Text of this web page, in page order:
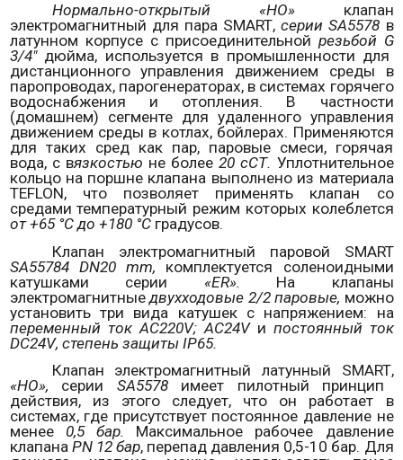
Нормально-открытый «НО» клапан
электромагнитный для пара SMART,серииSA5578 в
латунном корпусе с присоединительной резьбой G
3/4" дюйма, используется в промышленности для
дистанционного управления движением среды в
паропроводах, парогенераторах, в системах горячего
водоснабжения и отопления. В частности
(домашнем) сегменте для удаленного управления
движением среды в котлах, бойлерах. Применяются
для таких сред как пар, паровые смеси, горячая
вода, с вязкостью не более20 сСТ. Уплотнительное
кольцо на поршне клапана выполнено из материала
TEFLON, что позволяет применять клапан со
средами температурный режим которых колеблется
от +65 °С до +180 °Сградусов.
Клапан электромагнитный паровой SMART
SA55784 DN20 mm, комплектуется соленоидными
катушками серии «ER». На клапаны
электромагнитные двухходовые 2/2 паровые, можно
установить три вида катушек с напряжением: на
переменный ток AC220V; AC24Vи постоянный ток
DC24V, степень защиты IP65.
Клапан электромагнитный латунный SMART,
«НО», серии SA5578имеет пилотный принцип
действия, из этого следует, что он работает в
системах, где присутствует постоянное давление не
менее 0,5 бар. Максимальное рабочее давление
клапана PN12 бар, перепад давления 0,5-10 бар. Для